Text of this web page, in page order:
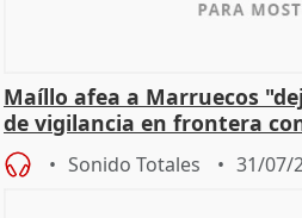
Maíllo afea a Marruecos
de vigilancia en frontera
Sonido Totales 31/07/